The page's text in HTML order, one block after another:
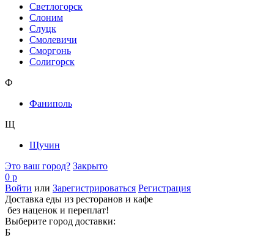
Светлогорск
Слоним
Слуцк
Смолевичи
Сморгонь
Солигорск
Ф
Фаниполь
Щ
Щучин
Это ваш город? Закрыто
0 р
Войти или Зарегистрироваться Регистрация
Доставка еды из ресторанов и кафе
без наценок и переплат!
Выберите город доставки:
Б